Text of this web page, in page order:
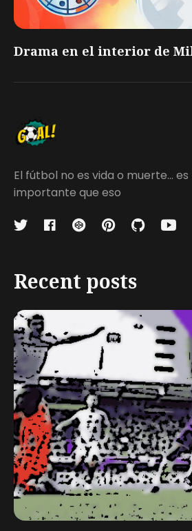
Drama en el interior de
El fútbol no es vida o muerte...
importante que eso
Recent posts